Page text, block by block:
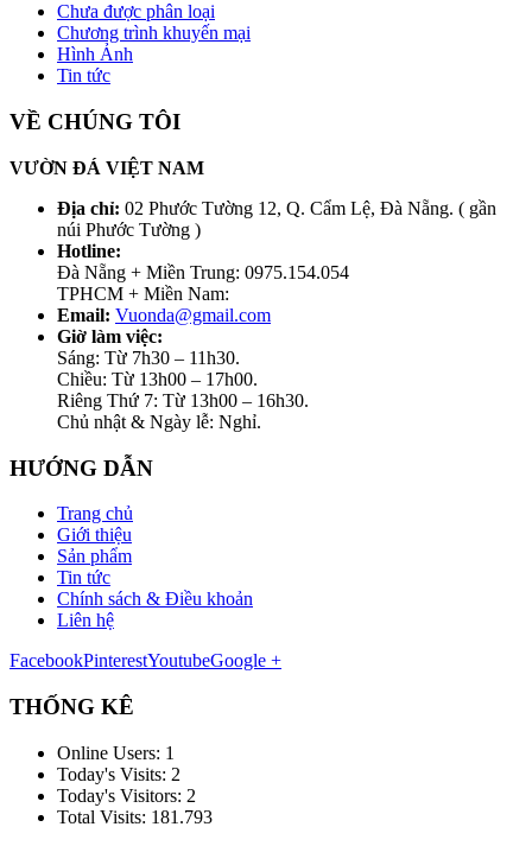
Chưa được phân loại
Chương trình khuyến mại
Hình Ảnh
Tin tức
VỀ CHÚNG TÔI
VƯỜN ĐÁ VIỆT NAM
Địa chỉ: 02 Phước Tường 12, Q. Cẩm Lệ, Đà Nẵng. ( gần
núi Phước Tường )
Hotline:
Đà Nẵng + Miền Trung: 0975.154.054
TPHCM + Miền Nam:
Email: Vuonda@gmail.com
Giờ làm việc:
Sáng: Từ 7h30 – 11h30.
Chiều: Từ 13h00 – 17h00.
Riêng Thứ 7: Từ 13h00 – 16h30.
Chủ nhật & Ngày lễ: Nghỉ.
HƯỚNG DẪN
Trang chủ
Giới thiệu
Sản phẩm
Tin tức
Chính sách & Điều khoản
Liên hệ
FacebookPinterestYoutubeGoogle +
THỐNG KÊ
Online Users: 1
Today's Visits: 2
Today's Visitors: 2
Total Visits: 181.793